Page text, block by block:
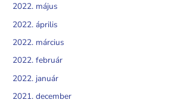
2022. május
2022. április
2022. március
2022. február
2022. január
2021. december